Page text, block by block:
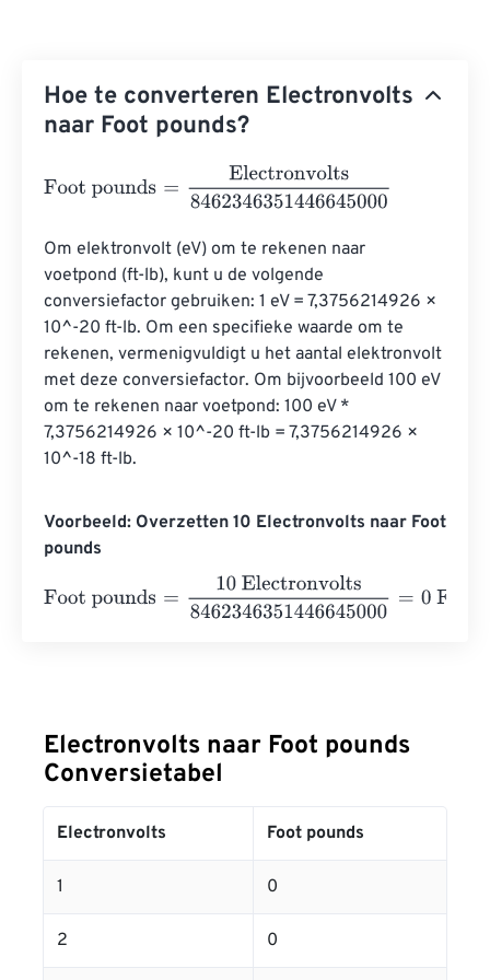
Hoe te converteren Electronvolts
naar Foot pounds?
Foot pounds = Electronvolts8462346351446645000
Om elektronvolt (eV) om te rekenen naar
voetpond (ft-lb), kunt u de volgende
conversiefactor gebruiken: 1 eV = 7,3756214926 ×
10^-20 ft-lb. Om een ​​specifieke waarde om te
rekenen, vermenigvuldigt u het aantal elektronvolt
met deze conversiefactor. Om bijvoorbeeld 100 eV
om te rekenen naar voetpond: 100 eV *
7,3756214926 × 10^-20 ft-lb = 7,3756214926 ×
10^-18 ft-lb.
Voorbeeld: Overzetten 10 Electronvolts naar Foot
pounds
Foot pounds = 10 Electronvolts8462346351446645000
Electronvolts naar Foot pounds
Conversietabel
Electronvolts Foot pounds
1 0
2 0